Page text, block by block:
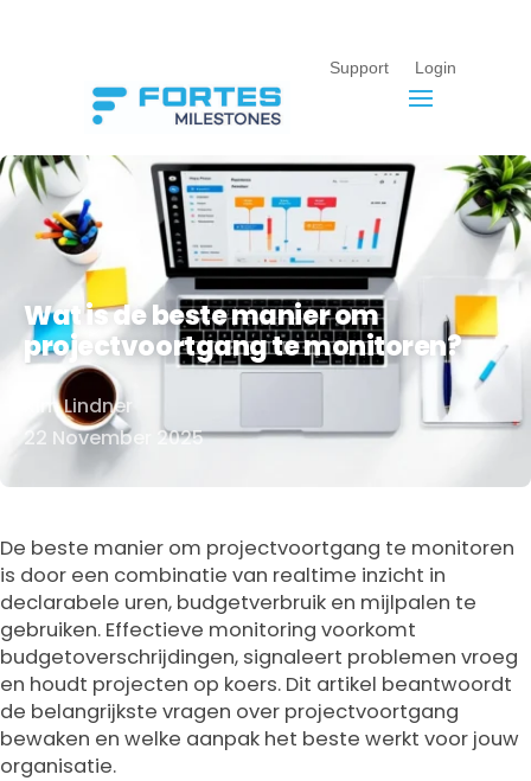
Support Login
Wat is de beste manier om
projectvoortgang te monitoren?
Door
Kim Lindner
22 November 2025
De beste manier om projectvoortgang te monitoren
is door een combinatie van realtime inzicht in
declarabele uren, budgetverbruik en mijlpalen te
gebruiken. Effectieve monitoring voorkomt
budgetoverschrijdingen, signaleert problemen vroeg
en houdt projecten op koers. Dit artikel beantwoordt
de belangrijkste vragen over projectvoortgang
bewaken en welke aanpak het beste werkt voor jouw
organisatie.